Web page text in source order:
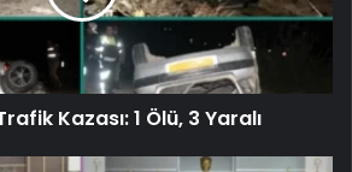
Kazası: 1 Ölü, 3 Yaralı